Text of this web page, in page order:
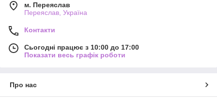
м. Переяслав
Переяслав, Україна
Контакти
Сьогодні працює з 10:00 до 17:00
Показати весь графік роботи
Про нас